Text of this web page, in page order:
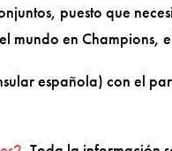
puesto que
mundo en Champions,
española) con el